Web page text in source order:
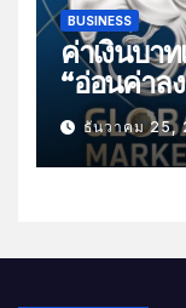
BUSINESS
ค่าเงินบา
“อ่อนค่าล
ธันวาคม 25,